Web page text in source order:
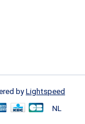
by Lightspeed
NL